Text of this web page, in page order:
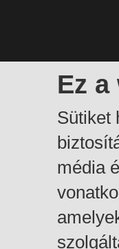
Ez
Sütiket
média